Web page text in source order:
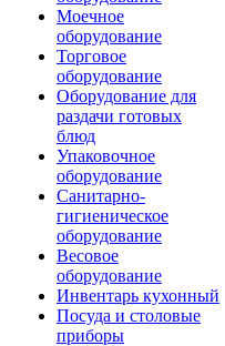
Моечное
оборудование
Торговое
оборудование
Оборудование для
раздачи готовых
блюд
Упаковочное
оборудование
Санитарно-
гигиеническое
оборудование
Весовое
оборудование
Инвентарь кухонный
Посуда и столовые
приборы